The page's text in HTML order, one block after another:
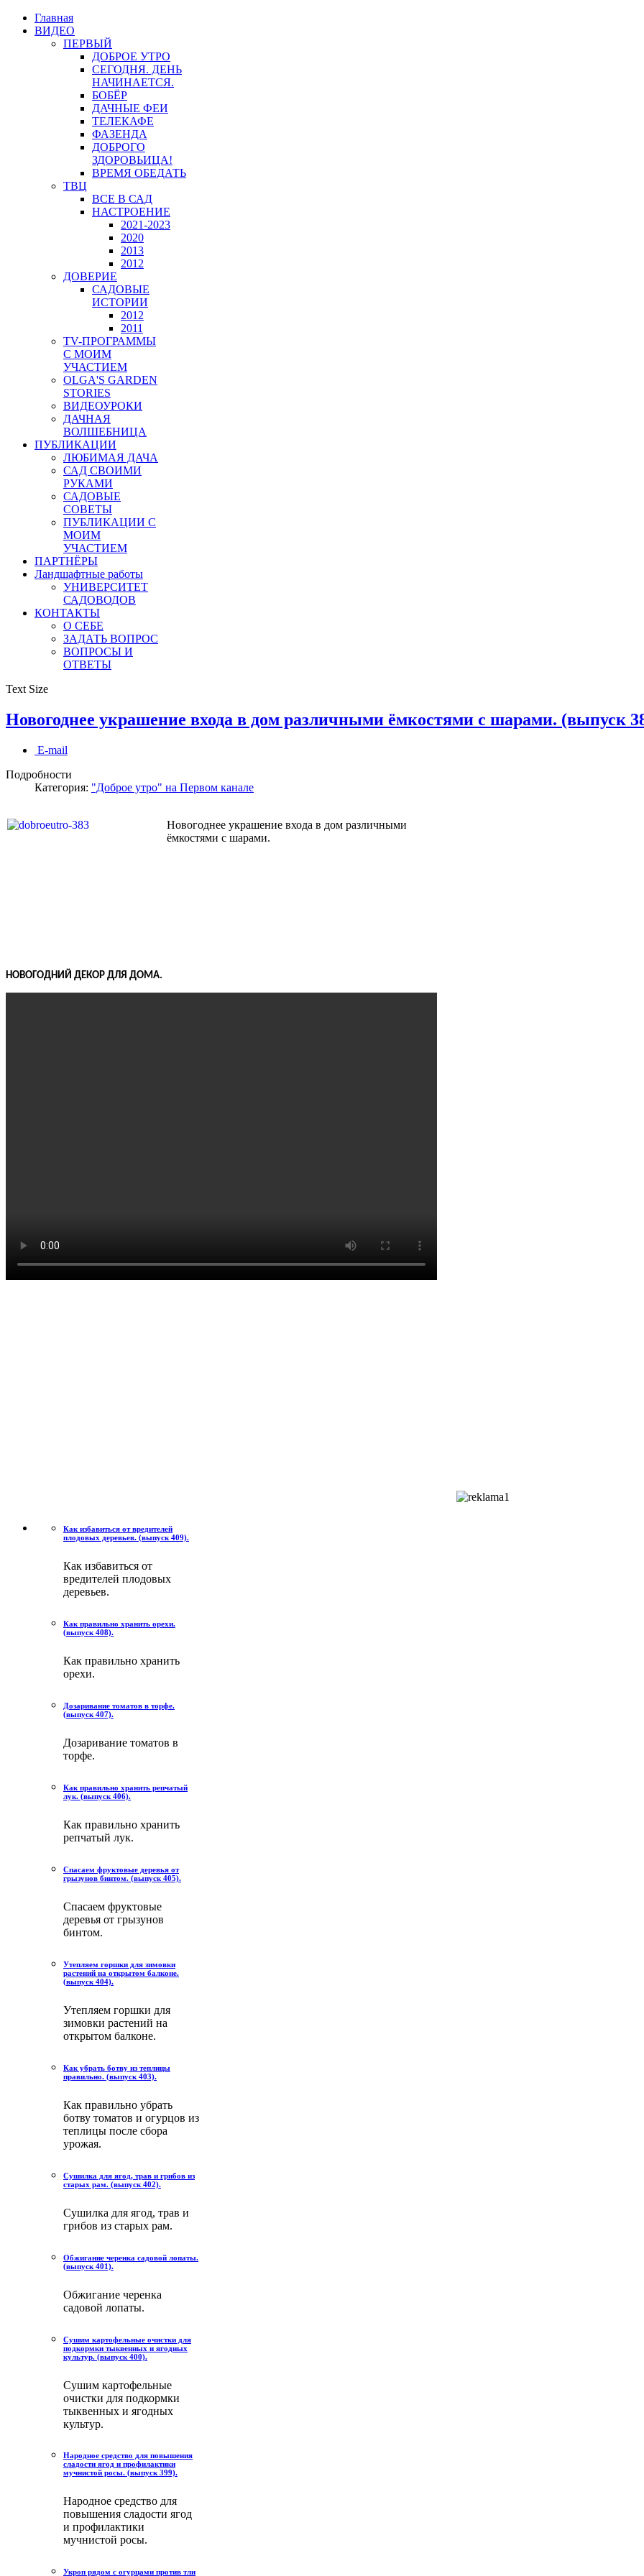
Главная
ВИДЕО
ПЕРВЫЙ
ДОБРОЕ УТРО
СЕГОДНЯ. ДЕНЬ
НАЧИНАЕТСЯ.
БОБЁР
ДАЧНЫЕ ФЕИ
ТЕЛЕКАФЕ
ФАЗЕНДА
ДОБРОГО
ЗДОРОВЬИЦА!
ВРЕМЯ ОБЕДАТЬ
ТВЦ
ВСЕ В САД
НАСТРОЕНИЕ
2021-2023
2020
2013
2012
ДОВЕРИЕ
САДОВЫЕ
ИСТОРИИ
2012
2011
TV-ПРОГРАММЫ
С МОИМ
УЧАСТИЕМ
OLGA'S GARDEN
STORIES
ВИДЕОУРОКИ
ДАЧНАЯ
ВОЛШЕБНИЦА
ПУБЛИКАЦИИ
ЛЮБИМАЯ ДАЧА
САД СВОИМИ
РУКАМИ
САДОВЫЕ
СОВЕТЫ
ПУБЛИКАЦИИ С
МОИМ
УЧАСТИЕМ
ПАРТНЁРЫ
Ландшафтные работы
УНИВЕРСИТЕТ
САДОВОДОВ
КОНТАКТЫ
О СЕБЕ
ЗАДАТЬ ВОПРОС
ВОПРОСЫ И
ОТВЕТЫ
Text Size
Новогоднее украшение входа в дом различными ёмкостями с шарами. (выпуск
E-mail
Подробности
Категория: "Доброе утро" на Первом канале
Новогоднее украшение входа в дом различными
ёмкостями с шарами.
НОВОГОДНИЙ ДЕКОР ДЛЯ ДОМА.
Как избавиться от вредителей
плодовых деревьев. (выпуск 409).
Как избавиться от
вредителей плодовых
деревьев.
Как правильно хранить орехи.
(выпуск 408).
Как правильно хранить
орехи.
Дозаривание томатов в торфе.
(выпуск 407).
Дозаривание томатов в
торфе.
Как правильно хранить репчатый
лук. (выпуск 406).
Как правильно хранить
репчатый лук.
Спасаем фруктовые деревья от
грызунов бинтом. (выпуск 405).
Спасаем фруктовые
деревья от грызунов
бинтом.
Утепляем горшки для зимовки
растений на открытом балконе.
(выпуск 404).
Утепляем горшки для
зимовки растений на
открытом балконе.
Как убрать ботву из теплицы
правильно. (выпуск 403).
Как правильно убрать
ботву томатов и огурцов из
теплицы после сбора
урожая.
Сушилка для ягод, трав и грибов из
старых рам. (выпуск 402).
Сушилка для ягод, трав и
грибов из старых рам.
Обжигание черенка садовой лопаты.
(выпуск 401).
Обжигание черенка
садовой лопаты.
Сушим картофельные очистки для
подкормки тыквенных и ягодных
культур. (выпуск 400).
Сушим картофельные
очистки для подкормки
тыквенных и ягодных
культур.
Народное средство для повышения
сладости ягод и профилактики
мучнистой росы. (выпуск 399).
Народное средство для
повышения сладости ягод
и профилактики
мучнистой росы.
Укроп рядом с огурцами против тли